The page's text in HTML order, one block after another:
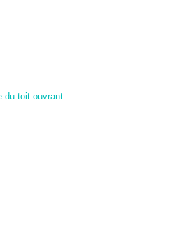
du toit ouvrant